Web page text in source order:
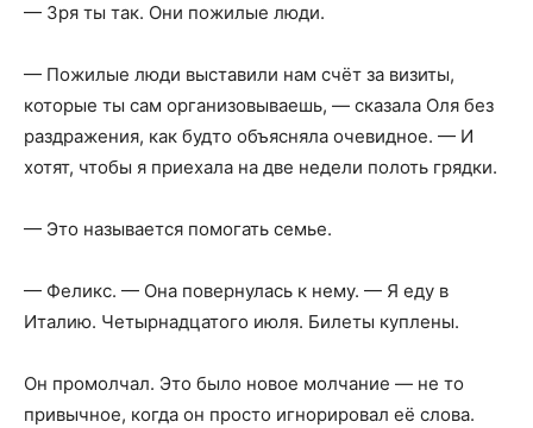
— Зря ты так. Они пожилые люди.
— Пожилые люди выставили нам счёт за визиты,
которые ты сам организовываешь, — сказала Оля без
раздражения, как будто объясняла очевидное. — И
хотят, чтобы я приехала на две недели полоть грядки.
— Это называется помогать семье.
— Феликс. — Она повернулась к нему. — Я еду в
Италию. Четырнадцатого июля. Билеты куплены.
Он промолчал. Это было новое молчание — не то
привычное, когда он просто игнорировал её слова.